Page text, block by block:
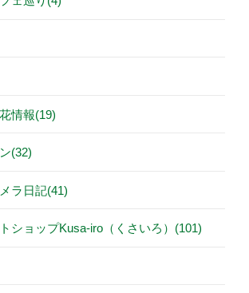
情報(19)
(32)
ラ日記(41)
ショップKusa-iro（くさいろ）(101)